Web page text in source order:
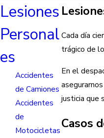
Cada día
trágico de
En el
justicia que
Casos
Lesiones
Personal
es
Accidentes
de Camiones
Accidentes
de
Motocicletas